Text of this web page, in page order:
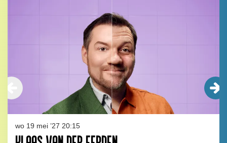
wo 19 mei ’27 20:15